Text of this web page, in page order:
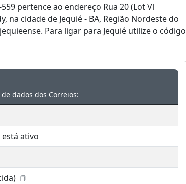
pertence ao endereço Rua 20 (Lot Vl
na cidade de Jequié - BA, Região Nordeste do
Para ligar para Jequié utilize o código
dados dos Correios:
está ativo